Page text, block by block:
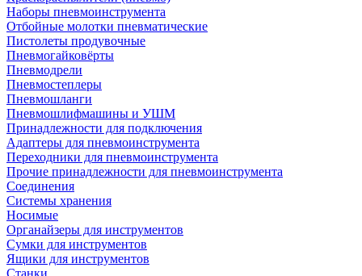
Наборы пневмоинструмента
Отбойные молотки пневматические
Пистолеты продувочные
Пневмогайковёрты
Пневмодрели
Пневмостеплеры
Пневмошланги
Пневмошлифмашины и УШМ
Принадлежности для подключения
Адаптеры для пневмоинструмента
Переходники для пневмоинструмента
Прочие принадлежности для пневмоинструмента
Соединения
Системы хранения
Носимые
Органайзеры для инструментов
Сумки для инструментов
Ящики для инструментов
Станки